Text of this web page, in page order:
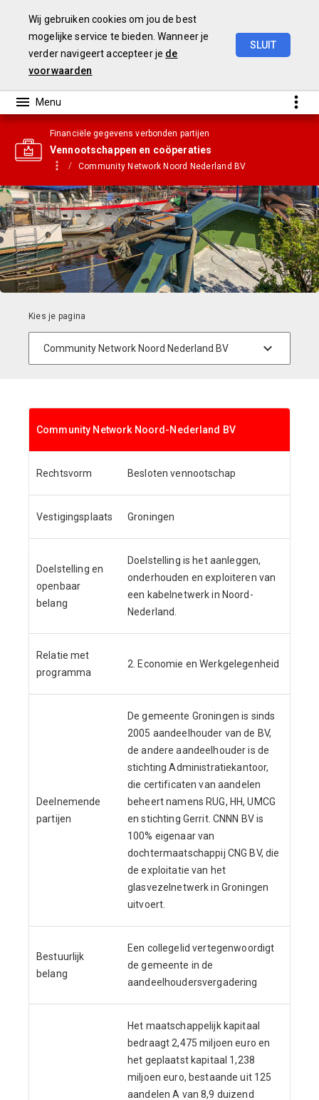
Financiële gegevens verbonden partijen
Vennootschappen en coöperaties
Community Network Noord Nederland BV
Community Network Noord-Nederland BV
Rechtsvorm Besloten vennootschap
Vestigingsplaats Groningen
Doelstelling en
openbaar
belang
Doelstelling is het aanleggen,
onderhouden en exploiteren van
een kabelnetwerk in Noord-
Nederland.
Relatie met
programma
2. Economie en Werkgelegenheid
Deelnemende
partijen
De gemeente Groningen is sinds
2005 aandeelhouder van de BV,
de andere aandeelhouder is de
stichting Administratiekantoor,
die certificaten van aandelen
beheert namens RUG, HH, UMCG
en stichting Gerrit. CNNN BV is
100% eigenaar van
dochtermaatschappij CNG BV, die
de exploitatie van het
glasvezelnetwerk in Groningen
uitvoert.
Bestuurlijk
belang
Een collegelid vertegenwoordigt
de gemeente in de
aandeelhoudersvergadering
Het maatschappelijk kapitaal
bedraagt 2,475 miljoen euro en
het geplaatst kapitaal 1,238
miljoen euro, bestaande uit 125
aandelen A van 8,9 duizend
Wij gebruiken cookies om jou de best
mogelijke service te bieden. Wanneer je
verder navigeert accepteer je de
voorwaarden
SLUIT